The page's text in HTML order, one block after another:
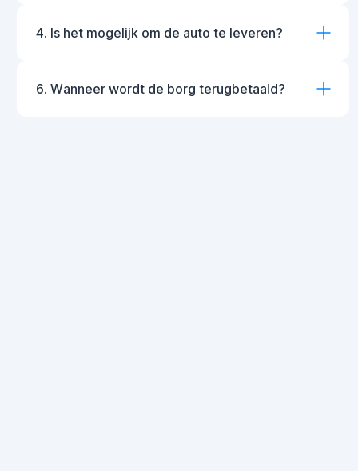
4. Is het mogelijk om de auto te leveren?
6. Wanneer wordt de borg terugbetaald?